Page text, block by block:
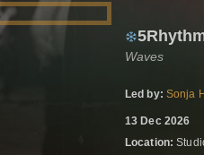
Waves
Led by: Sonja
13 Dec 2026
Location: